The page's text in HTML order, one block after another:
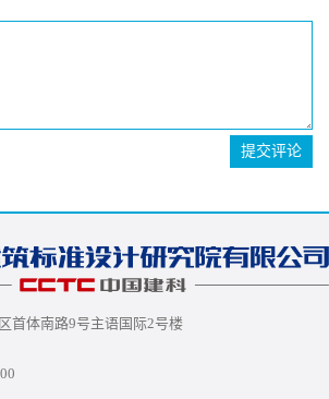
提交评论
首体南路9号主语国际2号楼